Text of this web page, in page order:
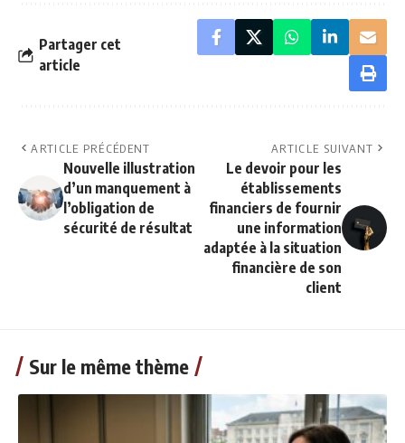
Partager cet
article
ARTICLE PRÉCÉDENT
Nouvelle illustration
d’un manquement à
l’obligation de
sécurité de résultat
ARTICLE SUIVANT
Le devoir pour les
établissements
financiers de fournir
une information
adaptée à la situation
financière de son
client
Sur le même thème